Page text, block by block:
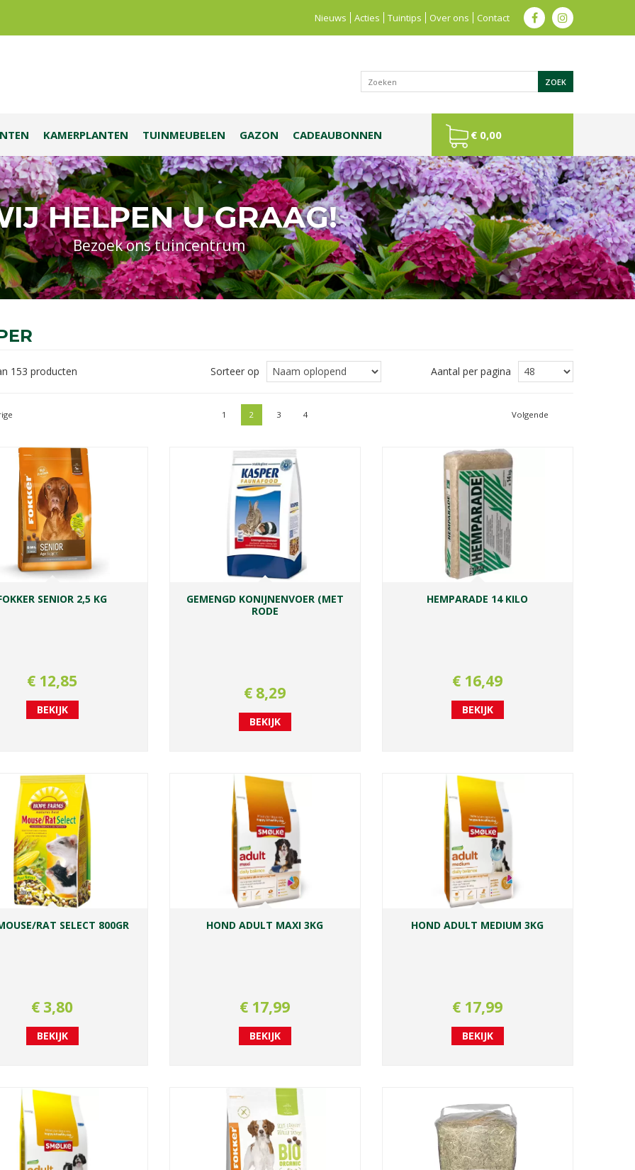
HELPEN U GRAAG!
Bezoek ons tuincentrum
Nieuws Acties Tuintips Over ons Contact
KAMERPLANTEN TUINMEUBELEN GAZON CADEAUBONNEN € 0,00
153 producten Aantal per pagina
Sorteer op
1 2 3 4 Volgende
SENIOR 2,5 KG
€ 12,85
BEKIJK
GEMENGD KONIJNENVOER (MET
RODE
€ 8,29
BEKIJK
HEMPARADE 14 KILO
€ 16,49
BEKIJK
RAT SELECT 800GR
€ 3,80
BEKIJK
HOND ADULT MAXI 3KG
€ 17,99
BEKIJK
HOND ADULT MEDIUM 3KG
€ 17,99
BEKIJK